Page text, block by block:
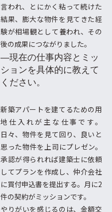
言われ、とにかく粘って続けた
結果、膨大な物件を見てきた経
験が相場観として養われ、その
後の成果につながりました。
―現在の仕事内容とミッ
ションを具体的に教えて
ください。
新築アパートを建てるための用
地仕入れが主な仕事です。
日々、物件を見て回り、良いと
思った物件を上司にプレゼン。
承認が得られれば建築士に依頼
してプランを作成し、仲介会社
に買付申込書を提出する。月に2
件の契約がミッションです。
やりがいを感じるのは、金額交